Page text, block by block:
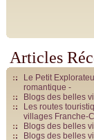
Articles
Le Petit
romantique -
Blogs des belles
Les routes
villages Franche-
Blogs des belles
Blogs des belles